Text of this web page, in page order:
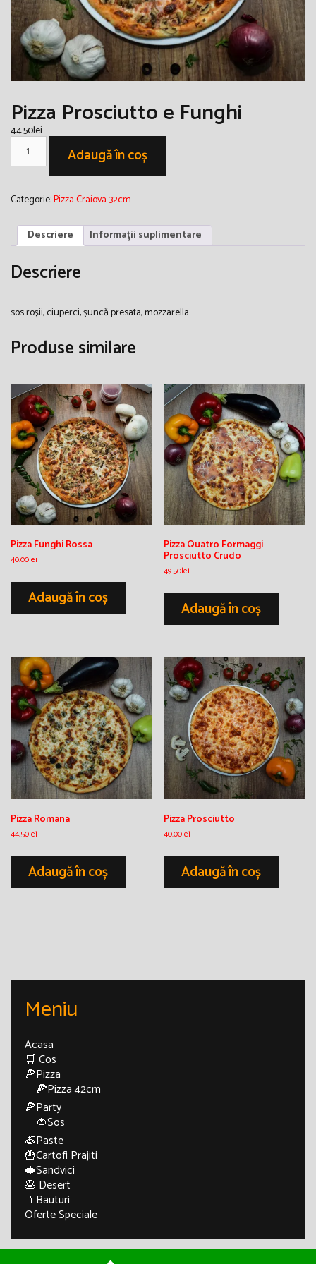
Pizza Prosciutto e Funghi
44.50lei
Cantitate
Pizza
e
Adaugă în coș
Categorie:Pizza Craiova 32cm
Descriere Informații suplimentare
Descriere
sos roşii, ciuperci, şuncă presata, mozzarella
Produse similare
Pizza Funghi Rossa
40.00lei
Adaugă în coș
Pizza Quatro Formaggi
Prosciutto Crudo
49.50lei
Adaugă în coș
Pizza Romana
44.50lei
Adaugă în coș
Pizza Prosciutto
40.00lei
Adaugă în coș
Meniu
Acasa
🛒 Cos
🍕Pizza
🍕Pizza 42cm
🍕Party
🍅Sos
🍝Paste
🍟Cartofi Prajiti
🥪Sandvici
🥞 Desert
🧃Bauturi
Oferte Speciale